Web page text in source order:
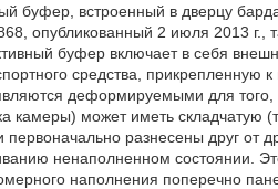
буфер, встроенный в дверцу
опубликованный 2 июля 2013 г.,
буфер включает в себя
средства, прикрепленную к
деформируемыми для того,
камеры) может иметь складчатую
разнесены друг от
ненаполненном состоянии.
наполнения поперечно